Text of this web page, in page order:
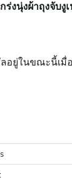
ร่งนุ่งผ้าถุงจับงู
อยู่ในขณะนี้เมื่